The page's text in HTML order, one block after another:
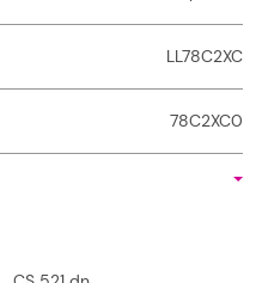
LL78C2XC
78C2XC0